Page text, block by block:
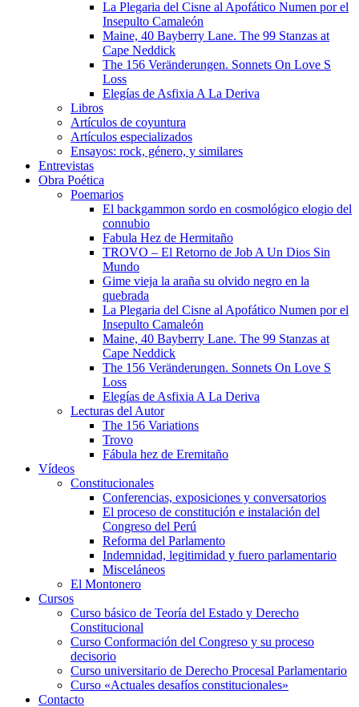
La Plegaria del Cisne al Apofático Numen por el
Insepulto Camaleón
Maine, 40 Bayberry Lane. The 99 Stanzas at
Cape Neddick
The 156 Veränderungen. Sonnets On Love S
Loss
Elegías de Asfixia A La Deriva
Libros
Artículos de coyuntura
Artículos especializados
Ensayos: rock, género, y similares
Entrevistas
Obra Poética
Poemarios
El backgammon sordo en cosmológico elogio del
connubio
Fabula Hez de Hermitaño
TROVO – El Retorno de Job A Un Dios Sin
Mundo
Gime vieja la araña su olvido negro en la
quebrada
La Plegaria del Cisne al Apofático Numen por el
Insepulto Camaleón
Maine, 40 Bayberry Lane. The 99 Stanzas at
Cape Neddick
The 156 Veränderungen. Sonnets On Love S
Loss
Elegías de Asfixia A La Deriva
Lecturas del Autor
The 156 Variations
Trovo
Fábula hez de Eremitaño
Vídeos
Constitucionales
Conferencias, exposiciones y conversatorios
El proceso de constitución e instalación del
Congreso del Perú
Reforma del Parlamento
Indemnidad, legitimidad y fuero parlamentario
Misceláneos
El Montonero
Cursos
Curso básico de Teoría del Estado y Derecho
Constitucional
Curso Conformación del Congreso y su proceso
decisorio
Curso universitario de Derecho Procesal Parlamentario
Curso «Actuales desafíos constitucionales»
Contacto